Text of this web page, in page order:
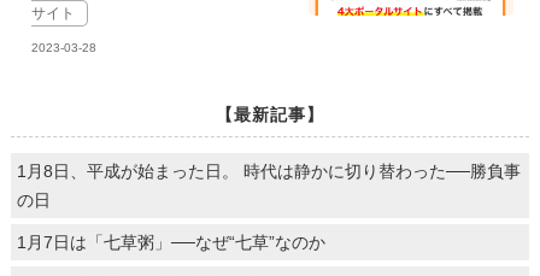
サイト
2023-03-28
【最新記事】
1月8日、平成が始まった日。 時代は静かに切り替わった──勝負事
の日
1月7日は「七草粥」──なぜ“七草”なのか